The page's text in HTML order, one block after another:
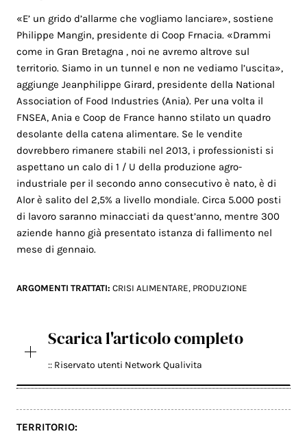
«E’ un grido d’allarme che vogliamo lanciare», sostiene
Philippe Mangin, presidente di Coop Frnacia. «Drammi
come in Gran Bretagna , noi ne avremo altrove sul
territorio. Siamo in un tunnel e non ne vediamo l’uscita»,
aggiunge Jeanphilippe Girard, presidente della National
Association of Food Industries (Ania). Per una volta il
FNSEA, Ania e Coop de France hanno stilato un quadro
desolante della catena alimentare. Se le vendite
dovrebbero rimanere stabili nel 2013, i professionisti si
aspettano un calo di 1 / U della produzione agro-
industriale per il secondo anno consecutivo è nato, è di
Alor è salito del 2,5% a livello mondiale.Circa 5.000 posti
di lavoro saranno minacciati da quest’anno, mentre 300
aziende hanno già presentato istanza di fallimento nel
mese di gennaio.
ARGOMENTI TRATTATI:CRISI ALIMENTARE, PRODUZIONE
Scarica l'articolo completo
:: Riservato utenti Network Qualivita
TERRITORIO: